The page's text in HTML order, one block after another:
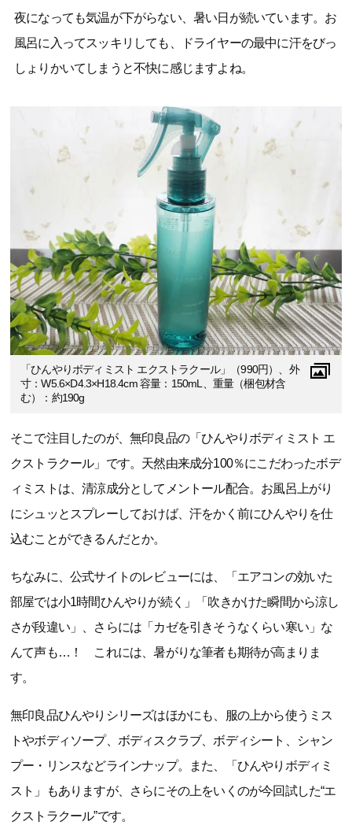
夜になっても気温が下がらない、暑い日が続いています。お
風呂に入ってスッキリしても、ドライヤーの最中に汗をびっ
しょりかいてしまうと不快に感じますよね。
「ひんやりボディミスト エクストラクール」（990円）、外
寸：W5.6×D4.3×H18.4cm 容量：150mL、重量（梱包材含
む）：約190g
そこで注目したのが、無印良品の「ひんやりボディミスト エ
クストラクール」です。天然由来成分100％にこだわったボデ
ィミストは、清涼成分としてメントール配合。お風呂上がり
にシュッとスプレーしておけば、汗をかく前にひんやりを仕
込むことができるんだとか。
ちなみに、公式サイトのレビューには、「エアコンの効いた
部屋では小1時間ひんやりが続く」「吹きかけた瞬間から涼し
さが段違い」、さらには「カゼを引きそうなくらい寒い」な
んて声も…！ これには、暑がりな筆者も期待が高まりま
す。
無印良品ひんやりシリーズはほかにも、服の上から使うミス
トやボディソープ、ボディスクラブ、ボディシート、シャン
プー・リンスなどラインナップ。また、「ひんやりボディミ
スト」もありますが、さらにその上をいくのが今回試した“エ
クストラクール”です。